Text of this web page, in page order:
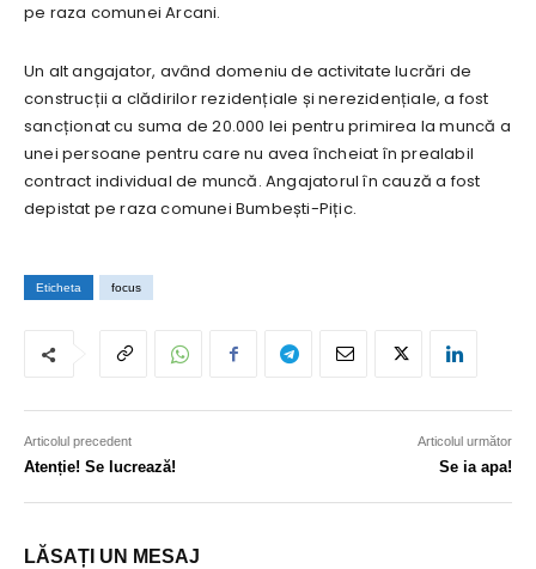
pe raza comunei Arcani.
Un alt angajator, având domeniu de activitate lucrări de
construcții a clădirilor rezidențiale și nerezidențiale, a fost
sancționat cu suma de 20.000 lei pentru primirea la muncă a
unei persoane pentru care nu avea încheiat în prealabil
contract individual de muncă. Angajatorul în cauză a fost
depistat pe raza comunei Bumbești-Pițic.
Eticheta focus
Articolul precedent
Atenție! Se lucrează!
Articolul următor
Se ia apa!
LĂSAȚI UN MESAJ